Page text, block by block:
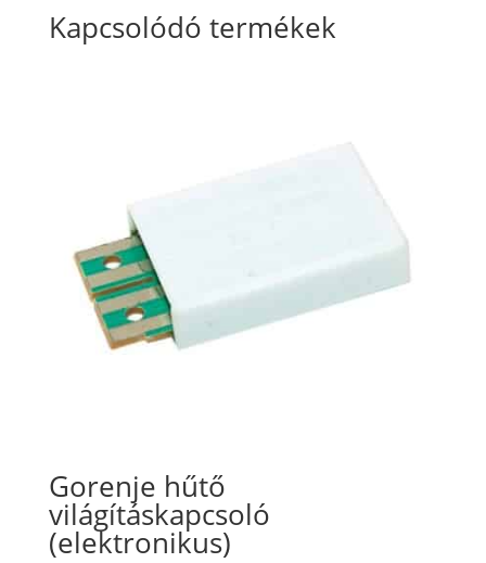
Kapcsolódó termékek
Gorenje hűtő
világításkapcsoló
(elektronikus)